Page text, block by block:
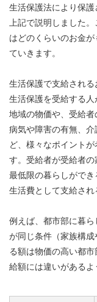
生活保護法により保
上記で説明しました
はどのくらいのお金
ていきます。
生活保護で支給される
生活保護を受給する人
地域の物価や、受給者
病気や障害の有無、介
ど、様々なポイントが
す。受給者が受給者の
最低限の暮らしがで
生活費として支給され
例えば、都市部に暮
が同じ条件（家族構
る額は物価の高い都
給額には違いがあるよ